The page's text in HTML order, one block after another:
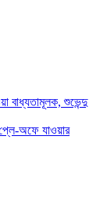
বাধ্যতামূলক, শুভেন্দু
প্লে-অফে যাওয়ার